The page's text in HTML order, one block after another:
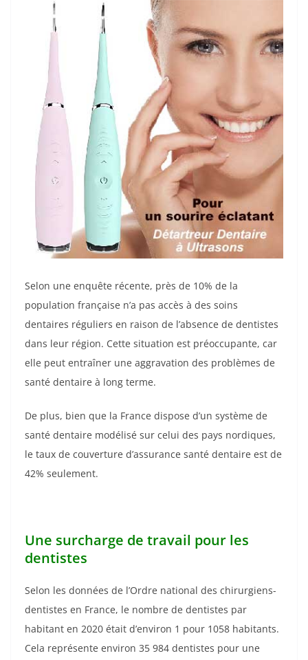
Selon une enquête récente, près de 10% de la
population française n’a pas accès à des soins
dentaires réguliers en raison de l’absence de dentistes
dans leur région. Cette situation est préoccupante, car
elle peut entraîner une aggravation des problèmes de
santé dentaire à long terme.
De plus, bien que la France dispose d’un système de
santé dentaire modélisé sur celui des pays nordiques,
le taux de couverture d’assurance santé dentaire est de
42% seulement.
Une surcharge de travail pour les
dentistes
Selon les données de l’Ordre national des chirurgiens-
dentistes en France, le nombre de dentistes par
habitant en 2020 était d’environ 1 pour 1058 habitants.
Cela représente environ 35 984 dentistes pour une